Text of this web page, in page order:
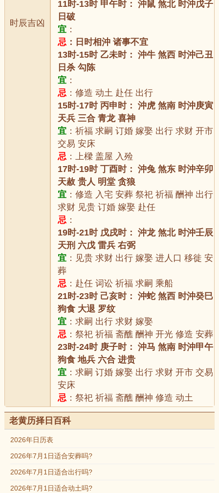
时辰吉凶
11时-13时 甲午时： 沖鼠 煞北 时沖戊子
日破
宜 ：
忌 ：日时相沖 诸事不宜
13时-15时 乙未时： 沖牛 煞西 时沖己丑
日杀 勾陈
宜 ：
忌 ：修造 动土 赴任 出行
15时-17时 丙申时： 沖虎 煞南 时沖庚寅
天兵 三合 青龙 喜神
宜 ：祈福 求嗣 订婚 嫁娶 出行 求财 开市
交易 安床
忌 ：上樑 盖屋 入殓
17时-19时 丁酉时： 沖兔 煞东 时沖辛卯
天赦 贵人 明堂 贪狼
宜 ：修造 入宅 安葬 祭祀 祈福 酬神 出行
求财 见贵 订婚 嫁娶 赴任
忌 ：
19时-21时 戊戌时： 沖龙 煞北 时沖壬辰
天刑 六戊 雷兵 右弼
宜 ：见贵 求财 出行 嫁娶 进人口 移徙 安
葬
忌 ：赴任 词讼 祈福 求嗣 乘船
21时-23时 己亥时： 沖蛇 煞西 时沖癸巳
狗食 大退 罗纹
宜 ：求嗣 出行 求财 嫁娶
忌 ：祭祀 祈福 斋醮 酬神 开光 修造 安葬
23时-24时 庚子时： 沖马 煞南 时沖甲午
狗食 地兵 六合 进贵
宜 ：求嗣 订婚 嫁娶 出行 求财 开市 交易
安床
忌 ：祭祀 祈福 斋醮 酬神 修造 动土
老黄历择日百科
2026年日历表
2026年7月1日适合安葬吗?
2026年7月1日适合出行吗?
2026年7月1日适合动土吗?